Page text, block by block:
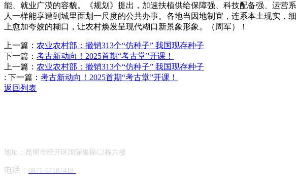
能、就业广漠的容貌。《规划》提出，加速扶植供给保障强、科技配备强、运
人一样能享遭到城里面划一尺度的公共办事。各地当因地制宜，连系本土现实
上愈加夸姣的糊口，让农村焕发呈现代糊口新景象形象。（周军）！
上一篇： 农业农村部：撤销313个“仿种子” 我国现存种子
下一篇： 考古新动向！2025首期“考古堂”开课！
上一篇： 农业农村部：撤销313个“仿种子” 我国现存种子
: 下一篇： 考古新动向！2025首期“考古堂”开课！
返回列表
地址：昆明市经开区国际银座C3栋六楼
电话： 0871-67187418